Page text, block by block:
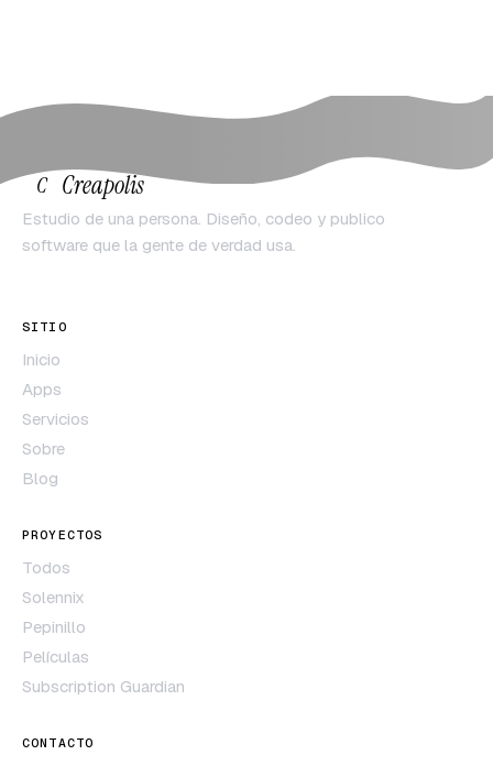
C Creapolis
Estudio de una persona. Diseño, codeo y publico
software que la gente de verdad usa.
SITIO
Inicio
Apps
Servicios
Sobre
Blog
PROYECTOS
Todos
Solennix
Pepinillo
Películas
Subscription Guardian
CONTACTO